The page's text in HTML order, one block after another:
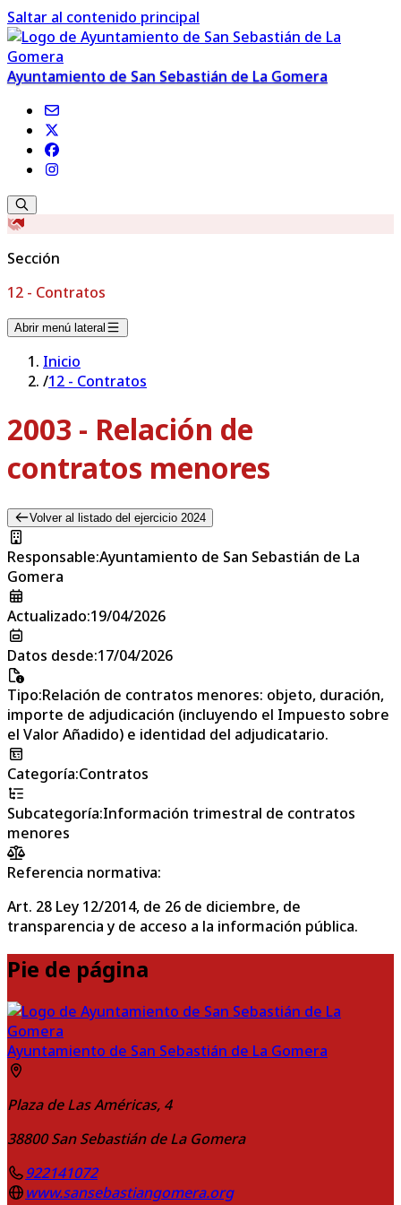
Saltar al contenido principal
Ayuntamiento de San Sebastián de La Gomera
Sección
12 - Contratos
Abrir menú lateral
Inicio
/12 - Contratos
2003 - Relación de
contratos menores
Volver al listado del ejercicio 2024
Responsable:Ayuntamiento de San Sebastián de La
Gomera
Actualizado:19/04/2026
Datos desde:17/04/2026
Tipo:Relación de contratos menores: objeto, duración,
importe de adjudicación (incluyendo el Impuesto sobre
el Valor Añadido) e identidad del adjudicatario.
Categoría:Contratos
Subcategoría:Información trimestral de contratos
menores
Referencia normativa:
Art. 28 Ley 12/2014, de 26 de diciembre, de
transparencia y de acceso a la información pública.
Pie de página
Ayuntamiento de San Sebastián de La Gomera
Plaza de Las Américas, 4
38800 San Sebastián de La Gomera
922141072
www.sansebastiangomera.org